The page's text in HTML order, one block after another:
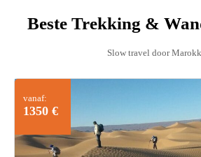
Beste Trekking &
Slow travel door
vanaf:
1350 €